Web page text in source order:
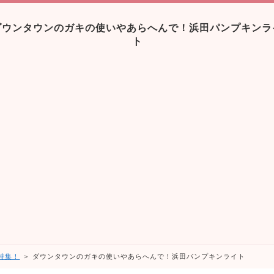
ウンタウンのガキの使いやあらへんで！浜田パンプキンラ
ト
集！ ＞ ダウンタウンのガキの使いやあらへんで！浜田パンプキンライト